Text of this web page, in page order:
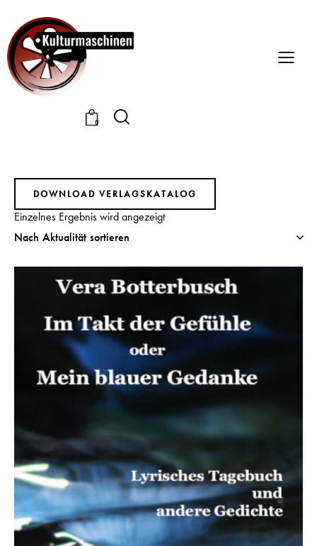
0
DOWNLOAD VERLAGSKATALOG
Einzelnes Ergebnis wird angezeigt